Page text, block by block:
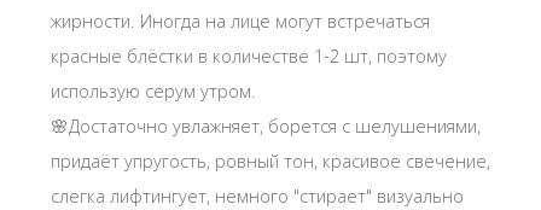
жирности. Иногда на лице могут встречаться
красные блёстки в количестве 1-2 шт, поэтому
использую серум утром.
🌸Достаточно увлажняет, борется с шелушениями,
придаёт упругость, ровный тон, красивое свечение,
слегка лифтингует, немного "стирает" визуально